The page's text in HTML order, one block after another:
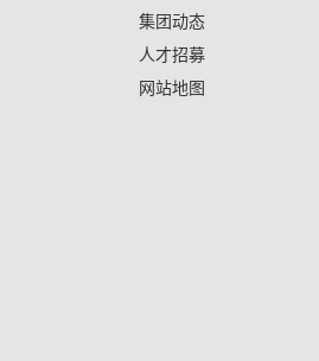
集团动态
人才招募
网站地图